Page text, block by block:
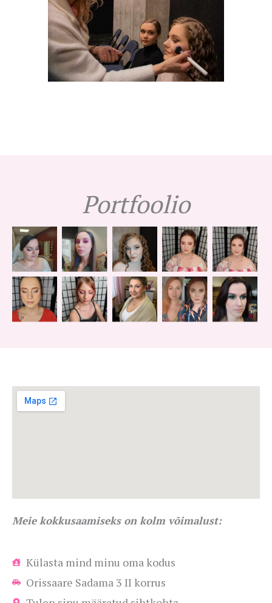
Portfoolio
Meie kokkusaamiseks on kolm võimalust:
Külasta mind minu oma kodus
Orissaare Sadama 3 II korrus